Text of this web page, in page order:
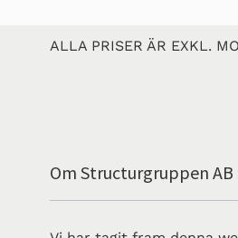
ALLA PRISER ÄR EXKL.
Om Structurgruppen AB